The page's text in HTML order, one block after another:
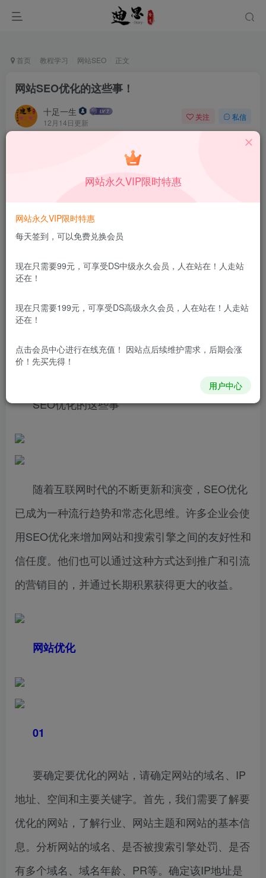
首页 教程学习 网站SEO 正文
网站SEO优化的这些事！
十足一生
12月14日更新
关注 私信
本站所有内容来自互联网收集，仅供学习和交流，请勿用于商业
用途。如有侵权、不妥之处，请第一时间联系我们删除！
————
——
网站优化
SEO优化的这些事
随着互联网时代的不断更新和演变，SEO优化
已成为一种流行趋势和常态化思维。许多企业会使
用SEO优化来增加网站和搜索引擎之间的友好性和
信任度。他们也可以通过这种方式达到推广和引流
的营销目的，并通过长期积累获得更大的收益。
网站优化
01
要确定要优化的网站，请确定网站的域名、IP
地址、空间和主要关键字。首先，我们需要了解要
优化的网站，了解行业、网站主题和网站的基本信
息。分析网站的域名、是否被搜索引擎处罚、是否
有多个域名、域名年龄、PR等。确定该IP地址是
网站永久VIP限时特惠
网站永久VIP限时特惠
每天签到，可以免费兑换会员
现在只需要99元，可享受DS中级永久会员，人在站在！人走站
还在！
现在只需要199元，可享受DS高级永久会员，人在站在！人走站
还在！
点击会员中心进行在线充值！ 因站点后续维护需求，后期会涨
价！先买先得！
用户中心